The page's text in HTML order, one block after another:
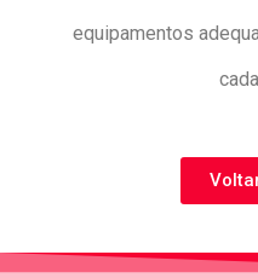
equipamentos